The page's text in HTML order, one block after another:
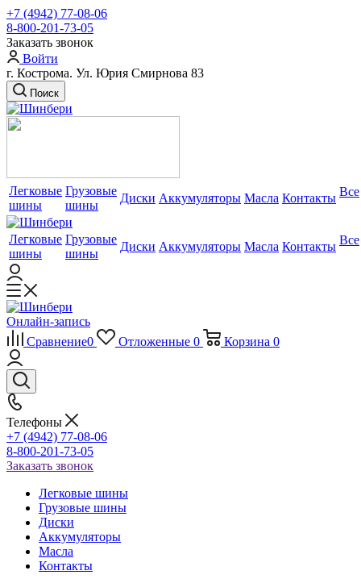
+7 (4942) 77-08-06
8-800-201-73-05
Заказать звонок
Войти
г. Кострома. Ул. Юрия Смирнова 83
Поиск
Легковые
шины
Грузовые
шины
Диски Аккумуляторы Масла Контакты Все
Легковые
шины
Грузовые
шины
Диски Аккумуляторы Масла Контакты Все
Онлайн-запись
Сравнение0 Отложенные 0 Корзина 0
Телефоны
+7 (4942) 77-08-06
8-800-201-73-05
Заказать звонок
Легковые шины
Грузовые шины
Диски
Аккумуляторы
Масла
Контакты